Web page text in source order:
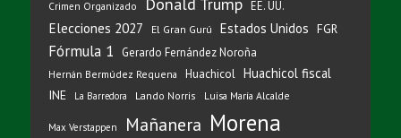
Crimen Organizado EE. UU.
Elecciones 2027 El Gran Gurú Estados Unidos FGR
Fórmula 1 Gerardo Fernández Noroña
Hernán Bermúdez Requena Huachicol Huachicol fiscal
INE La Barredora Lando Norris Luisa María Alcalde
Max Verstappen Mañanera Morena